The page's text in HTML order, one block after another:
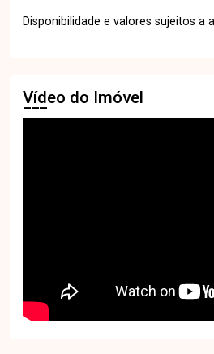
Disponibilidade e valores sujeitos a
Vídeo do Imóvel